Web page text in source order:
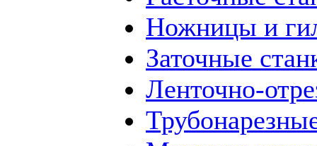
Ножницы и
Заточные
Ленточно-